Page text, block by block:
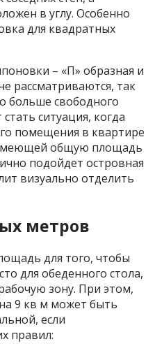
в углу. Особенно
для квадратных
– «П» образная и
рассматриваются, так
больше свободного
ситуация, когда
помещения в квартире
общую площадь
подойдет островная
визуально отделить
метров
для того, чтобы
для обеденного стола,
зону. При этом,
9 кв м может быть
если
правил: